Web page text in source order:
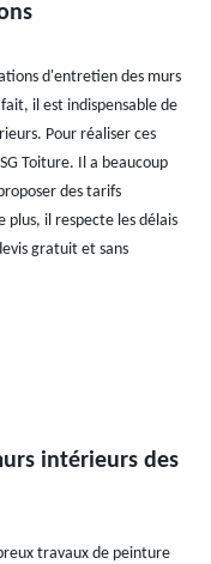
d'entretien des murs
il est indispensable de
Pour réaliser ces
Toiture. Il a beaucoup
des tarifs
plus, il respecte les délais
gratuit et sans
intérieurs des
travaux de peinture